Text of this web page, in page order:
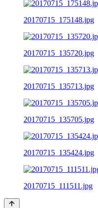
20170715_175148.jpg
20170715_135720.jpg
20170715_135713.jpg
20170715_135705.jpg
20170715_135424.jpg
20170715_111511.jpg